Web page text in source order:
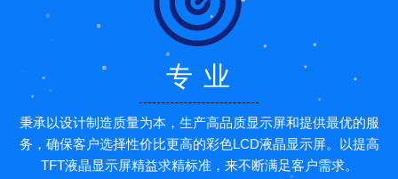
专 业
秉承以设计制造质量为本，生产高品质显示屏和提供最优的服
务，确保客户选择性价比更高的彩色LCD液晶显示屏。以提高
TFT液晶显示屏精益求精标准，来不断满足客户需求。